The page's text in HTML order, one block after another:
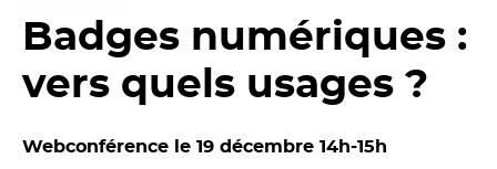
Badges numériques :
vers quels usages ?
Webconférence le 19 décembre 14h-15h